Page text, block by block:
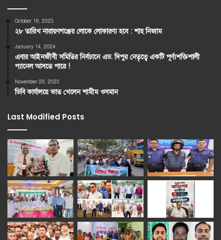
October 19, 2023
২৮ তারিখ নারায়ণগঞ্জের লোকে লোকারণ্য হবে : শাহ নিজাম
January 14, 2024
এবার আইনজীবী সমিতির নির্বচানে এড. দিপুর নেতৃত্বে একটি পূর্ণ্যশক্তিশালী
প্যানেল আসতে পারে !
November 29, 2023
ডিবি কার্যালয়ে ভাত খেলেন শামীম ওসমান
Last Modified Posts